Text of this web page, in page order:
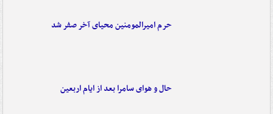
حرم امیرالمومنین محیای آخر صفر شد
حال و هوای سامرا بعد از ایام اربعین